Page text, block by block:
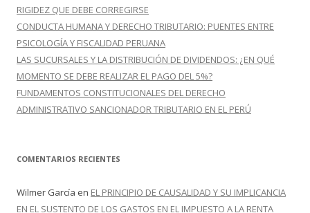
RIGIDEZ QUE DEBE CORREGIRSE
CONDUCTA HUMANA Y DERECHO TRIBUTARIO: PUENTES ENTRE
PSICOLOGÍA Y FISCALIDAD PERUANA
LAS SUCURSALES Y LA DISTRIBUCIÓN DE DIVIDENDOS: ¿EN QUÉ
MOMENTO SE DEBE REALIZAR EL PAGO DEL 5%?
FUNDAMENTOS CONSTITUCIONALES DEL DERECHO
ADMINISTRATIVO SANCIONADOR TRIBUTARIO EN EL PERÚ
COMENTARIOS RECIENTES
Wilmer García en EL PRINCIPIO DE CAUSALIDAD Y SU IMPLICANCIA
EN EL SUSTENTO DE LOS GASTOS EN EL IMPUESTO A LA RENTA